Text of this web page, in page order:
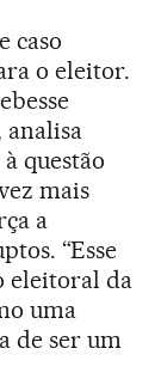
caso
o eleitor.
analisa
questão
mais
a
“Esse
eleitoral da
uma
de ser um